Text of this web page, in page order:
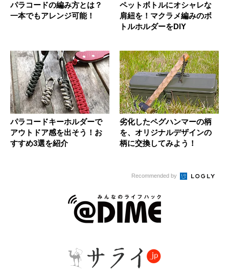
パラコードの編み方とは？
一本でもアレンジ可能！
ペットボトルにオシャレな
肩紐を！マクラメ編みのボ
トルホルダーをDIY
パラコードキーホルダーで
アウトドア感を出そう！お
すすめ3選を紹介
劣化したペグハンマーの柄
を、オリジナルデザインの
柄に交換してみよう！
Recommended by